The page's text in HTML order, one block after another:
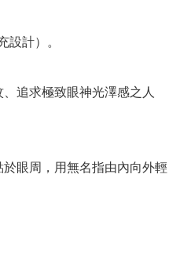
設計）。
追求極致眼神光澤感之人
眼周，用無名指由內向外輕